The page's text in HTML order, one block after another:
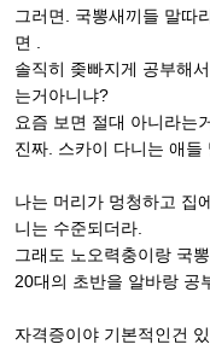
그러면. 국뽕새끼들 말따
면 .
솔직히 좆빠지게 공부해
는거아니냐?
요즘 보면 절대 아니라는
진짜. 스카이 다니는 애들
나는 머리가 멍청하고 집
니는 수준되더라.
그래도 노오력충이랑 국
20대의 초반을 알바랑 공
자격증이야 기본적인건